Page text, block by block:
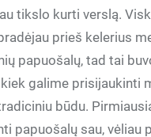
tikslo kurti verslą.
prieš kelerius
papuošalų, tad tai
galime prisijaukinti
būdu.
papuošalų sau, vėliau